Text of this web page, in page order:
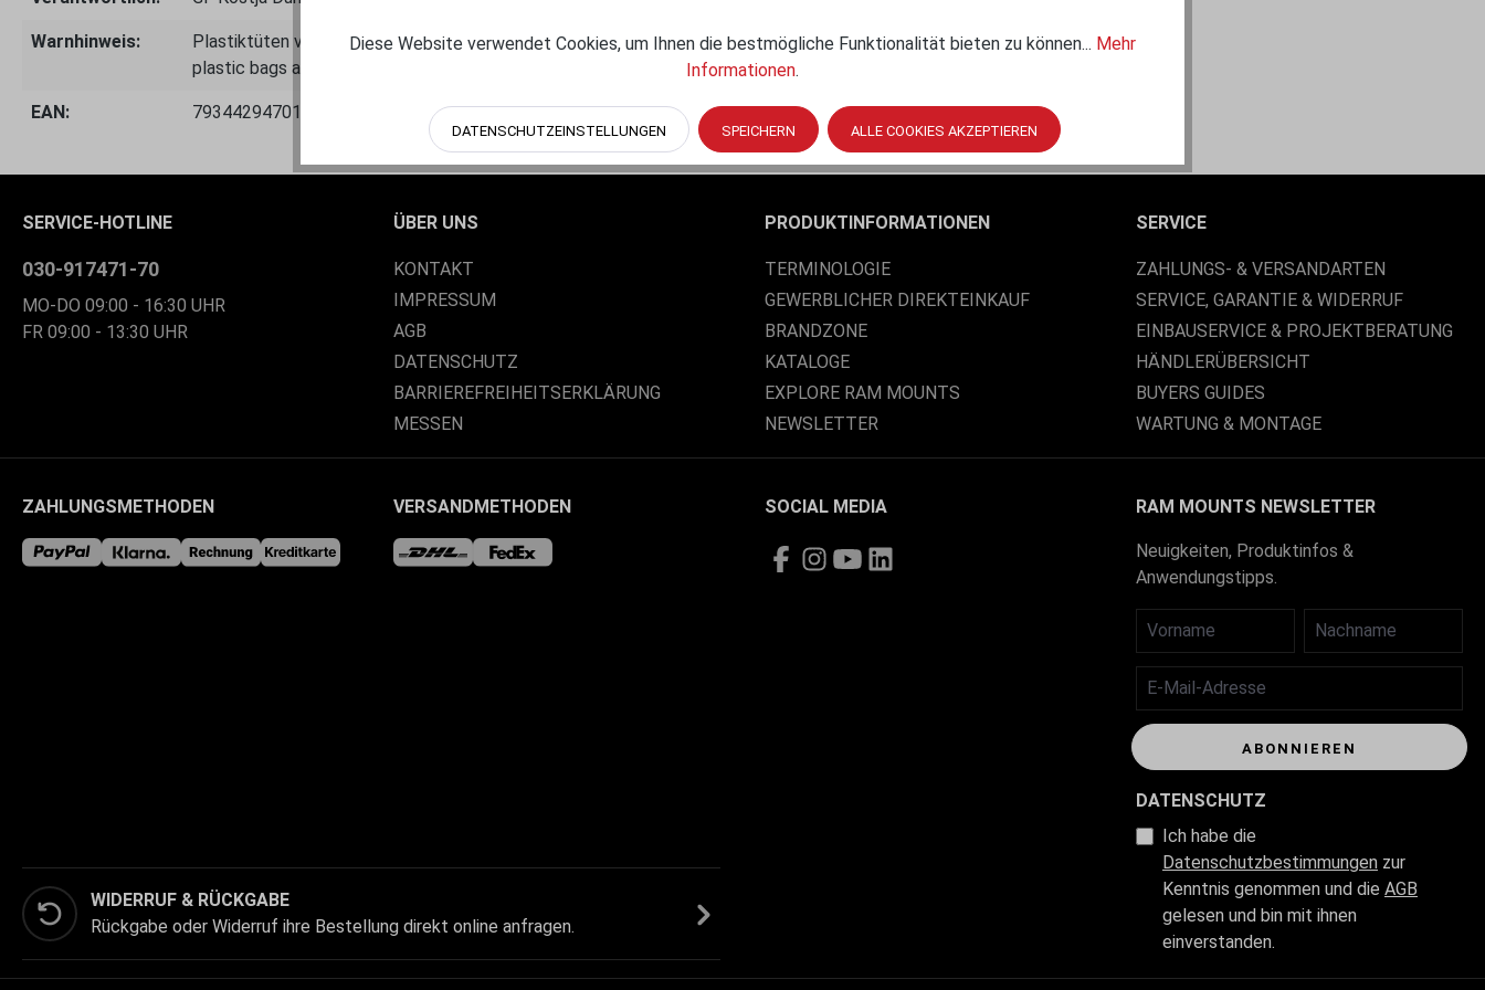
Warnhinweis:
Plastiktüten von Kindern fernhalten - Erstickungsgefahr! Keep
plastic bags away from children – danger of suffocation!
EAN: 793442947018
SERVICE-HOTLINE
030-917471-70
MO-DO 09:00 - 16:30 UHR
FR 09:00 - 13:30 UHR
ÜBER UNS
KONTAKT
IMPRESSUM
AGB
DATENSCHUTZ
BARRIEREFREIHEITSERKLÄRUNG
MESSEN
PRODUKTINFORMATIONEN
TERMINOLOGIE
GEWERBLICHER DIREKTEINKAUF
BRANDZONE
KATALOGE
EXPLORE RAM MOUNTS
NEWSLETTER
SERVICE
ZAHLUNGS- & VERSANDARTEN
SERVICE, GARANTIE & WIDERRUF
EINBAUSERVICE & PROJEKTBERATUNG
HÄNDLERÜBERSICHT
BUYERS GUIDES
WARTUNG & MONTAGE
ZAHLUNGSMETHODEN VERSANDMETHODEN SOCIAL MEDIA
WIDERRUF & RÜCKGABE
Rückgabe oder Widerruf ihre Bestellung direkt online anfragen.
RAM MOUNTS NEWSLETTER
Neuigkeiten, Produktinfos &
Anwendungstipps.
VORNAME NACHNAME
E-MAIL-ADRESSE
ABONNIEREN
DATENSCHUTZ
Ich habe die
Datenschutzbestimmungen zur
Kenntnis genommen und die AGB
gelesen und bin mit ihnen
einverstanden.
Diese Website verwendet Cookies, um Ihnen die bestmögliche Funktionalität bieten zu können... Mehr
Informationen.
DATENSCHUTZEINSTELLUNGEN SPEICHERN ALLE COOKIES AKZEPTIEREN